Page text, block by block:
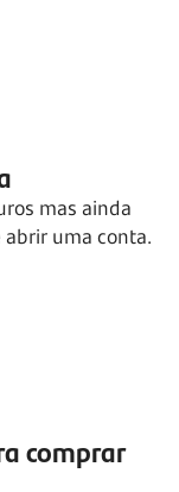
mas ainda
abrir uma conta.
comprar